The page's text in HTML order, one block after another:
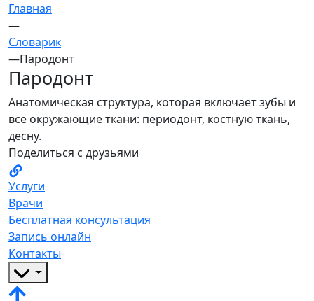
Главная
—
Словарик
—Пародонт
Пародонт
Анатомическая структура, которая включает зубы и
все окружающие ткани: периодонт, костную ткань,
десну.
Поделиться с друзьями
Услуги
Врачи
Бесплатная консультация
Запись онлайн
Контакты